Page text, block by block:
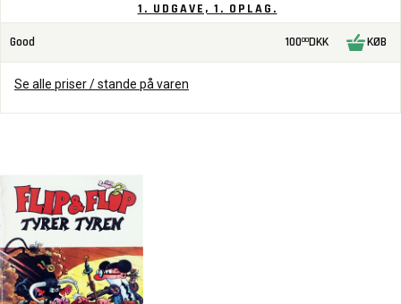
1. UDGAVE, 1. OPLAG.
Good 10000DKK KØB
Se alle priser / stande på varen